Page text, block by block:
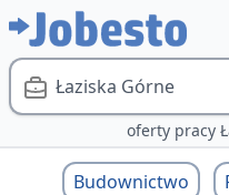
Łaziska Górne
oferty pracy
Budownictwo